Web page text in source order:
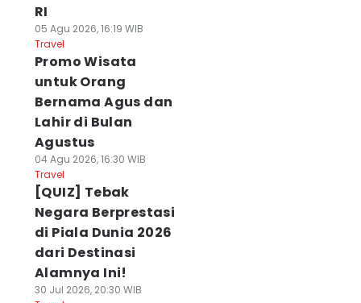
RI
05 Agu 2026, 16:19 WIB
Travel
Promo Wisata
untuk Orang
Bernama Agus dan
Lahir di Bulan
Agustus
04 Agu 2026, 16:30 WIB
Travel
[QUIZ] Tebak
Negara Berprestasi
di Piala Dunia 2026
dari Destinasi
Alamnya Ini!
30 Jul 2026, 20:30 WIB